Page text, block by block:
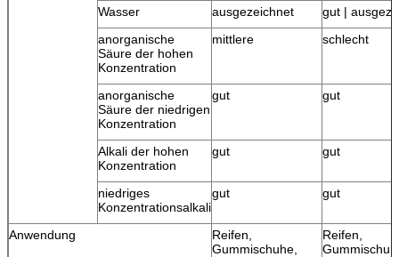
Wasser
ausgezeichnet
gut |
anorganische
Säure der hohen
Konzentration
mittlere schlecht
anorganische
Säure der niedrigen
Konzentration
gut gut
Alkali der hohen
Konzentration
gut gut
niedriges
Konzentrationsalkali
gut gut
Anwendung
Reifen,
Gummischuhe,
Reifen,